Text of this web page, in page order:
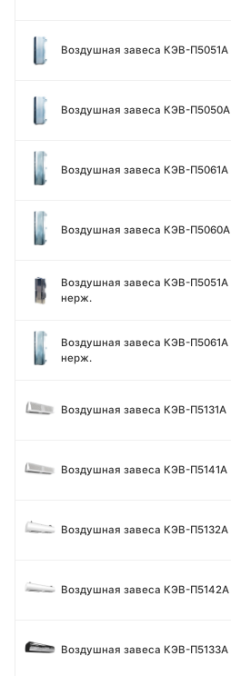
Воздушная завеса КЭВ-П5051A
Воздушная завеса КЭВ-П5050A
Воздушная завеса КЭВ-П5061A
Воздушная завеса КЭВ-П5060A
Воздушная завеса КЭВ-П5051A
нерж.
Воздушная завеса КЭВ-П5061A
нерж.
Воздушная завеса КЭВ-П5131А
Воздушная завеса КЭВ-П5141А
Воздушная завеса КЭВ-П5132А
Воздушная завеса КЭВ-П5142А
Воздушная завеса КЭВ-П5133A